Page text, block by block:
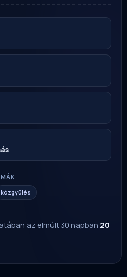
közgyűlés
az elmúlt 30 napban 20